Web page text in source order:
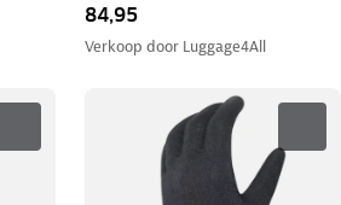
84,95
Verkoop door Luggage4All